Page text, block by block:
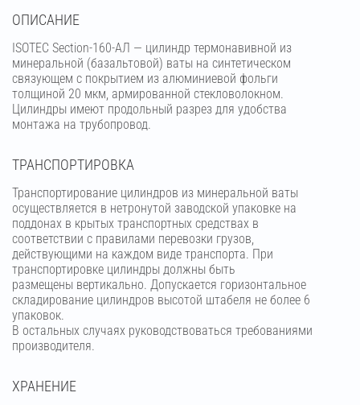
OПИСАНИЕ
ISOTEC Section-160-АЛ — цилиндр термонавивной из
минеральной (базальтовой) ваты на синтетическом
связующем с покрытием из алюминиевой фольги
толщиной 20 мкм, армированной стекловолокном.
Цилиндры имеют продольный разрез для удобства
монтажа на трубопровод.
ТРАНСПОРТИРОВКА
Транспортирование цилиндров из минеральной ваты
осуществляется в нетронутой заводской упаковке на
поддонах в крытых транспортных средствах в
соответствии с правилами перевозки грузов,
действующими на каждом виде транспорта. При
транспортировке цилиндры должны быть
размещены вертикально. Допускается горизонтальное
складирование цилиндров высотой штабеля не более 6
упаковок.
В остальных случаях руководствоваться требованиями
производителя.
ХРАНЕНИЕ